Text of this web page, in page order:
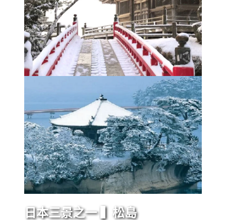
日本三景之一 ▍松島